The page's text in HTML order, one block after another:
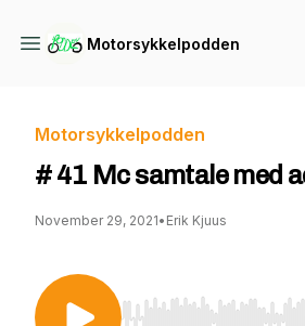
Motorsykkelpodden
Motorsykkelpodden
# 41 Mc samtale med
November 29, 2021• Erik Kjuus